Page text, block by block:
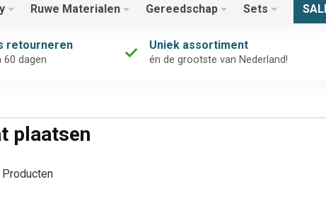
Ruwe Materialen Gereedschap Sets
retourneren
60 dagen
Uniek assortiment
én de grootste van Nederland!
plaatsen
Producten